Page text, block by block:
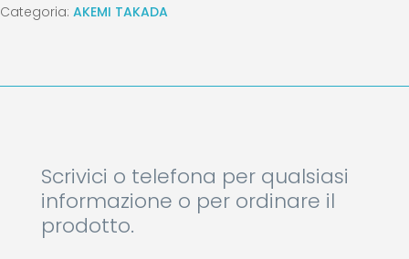
Categoria: AKEMI TAKADA
Scrivici o telefona per qualsiasi
informazione o per ordinare il
prodotto.